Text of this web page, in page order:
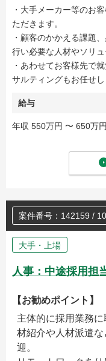
・大手メーカー等のお
ただきます。
・顧客のかかえる課題
行い必要な人材やソリ
・あわせてお客様先で
サルティングもお任せし
給与
年収 550万円 〜 650万円
案件番号：142159 /
大手・上場
人事：中途採用担
【お勧めポイント】
主体的に採用業務
材紹介や人材派遣
迎。